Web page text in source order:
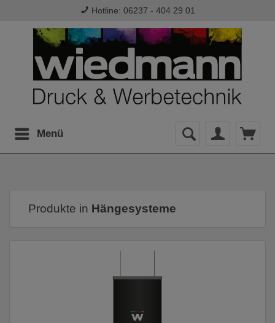
Hotline: 06237 - 404 29 01
Menü
Produkte in Hängesysteme